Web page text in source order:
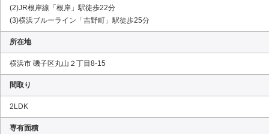
(2)JR根岸線「根岸」駅徒歩22分
(3)横浜ブルーライン「吉野町」駅徒歩25分
所在地
横浜市 磯子区丸山２丁目8-15
間取り
2LDK
専有面積